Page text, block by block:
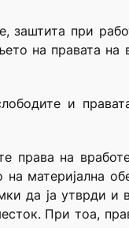
заштита при
на правата на
и
права на
материјална
да ја утврди и
При тоа,